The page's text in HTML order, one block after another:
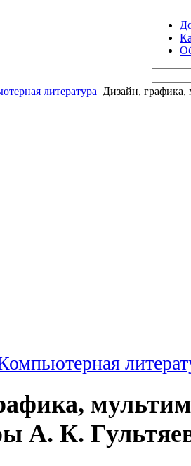
литература Дизайн, графика,
А. К.